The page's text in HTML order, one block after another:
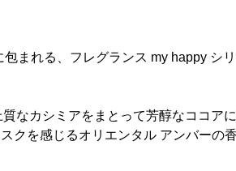
まれる、フレグランス my happy シ
なカシミアをまとって芳醇なココア
クを感じるオリエンタル アンバーの香